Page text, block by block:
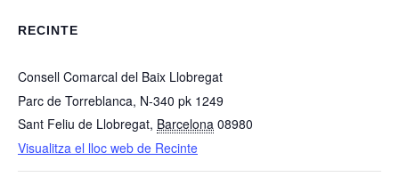
RECINTE
Consell Comarcal del Baix Llobregat
Parc de Torreblanca, N-340 pk 1249
Sant Feliu de Llobregat, Barcelona 08980
Visualitza el lloc web de Recinte